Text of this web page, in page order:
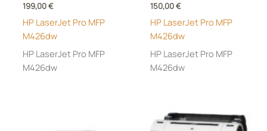
3 kuud
3 kuud, (lamp 1 kuu)
36 kuud(0)
12
199,00€
HP LaserJet Pro MFP
M426dw
HP LaserJet Pro MFP
M426dw
150,00€
HP LaserJet Pro MFP
M426dw
HP LaserJet Pro MFP
M426dw